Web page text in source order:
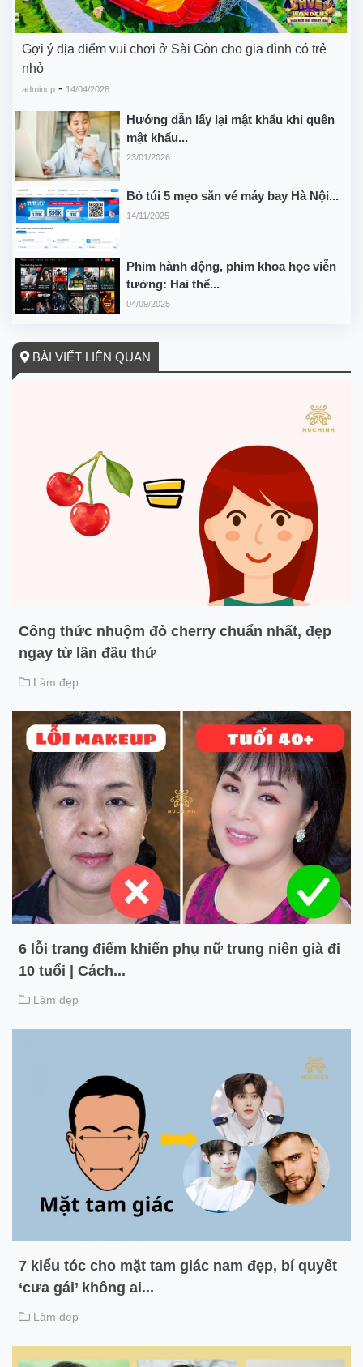
Gợi ý địa điểm vui chơi ở Sài Gòn cho gia đình có trẻ
nhỏ
admincp - 14/04/2026
Hướng dẫn lấy lại mật khẩu khi quên
mật khẩu...
23/01/2026
Bỏ túi 5 mẹo săn vé máy bay Hà Nội...
14/11/2025
Phim hành động, phim khoa học viễn
tưởng: Hai thể...
04/09/2025
BÀI VIẾT LIÊN QUAN
Công thức nhuộm đỏ cherry chuẩn nhất, đẹp
ngay từ lần đầu thử
Làm đẹp
6 lỗi trang điểm khiến phụ nữ trung niên già đi
10 tuổi | Cách...
Làm đẹp
7 kiểu tóc cho mặt tam giác nam đẹp, bí quyết
‘cưa gái’ không ai...
Làm đẹp